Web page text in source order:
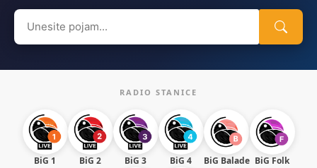
Search
for:
RADIO STANICE
BiG 1 BiG 2 BiG 3 BiG 4 BiG Balade BiG Folk